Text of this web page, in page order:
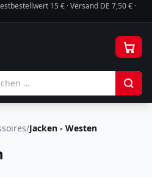
15 € · Versand DE 7,50 € ·
/Jacken - Westen